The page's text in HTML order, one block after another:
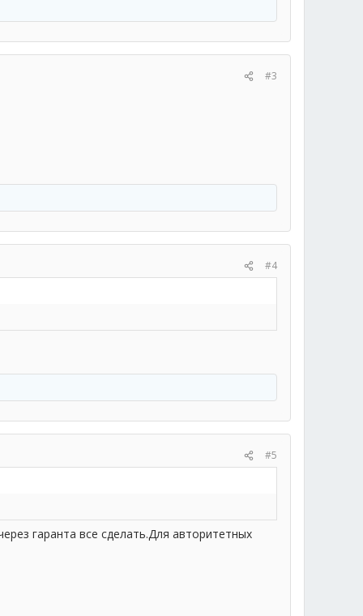
#3
#4
#5
гаранта все сделать.Для авторитетных